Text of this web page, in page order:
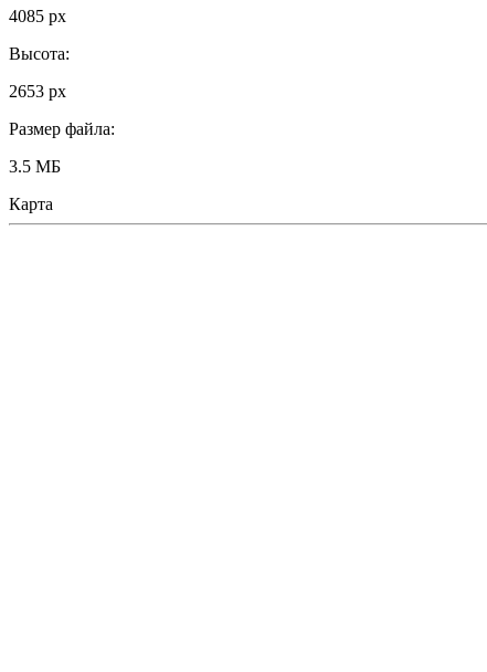
4085 px
Высота:
2653 px
Размер файла:
3.5 МБ
Карта